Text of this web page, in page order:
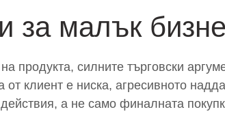
за малък
продукта, силните търговски
клиент е ниска, агресивното
а не само финалната